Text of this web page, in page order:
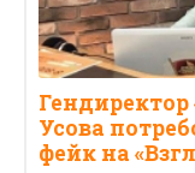
Усова
фейк на